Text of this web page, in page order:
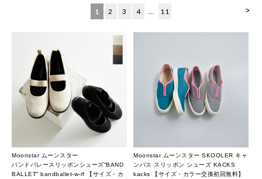
>
1 2 3 4 … 11
Moonstar ムーンスター
バンドバレースリッポンシューズ“BAND
BALLET” bandballet-w-rf 【サイズ・カ
Moonstar ムーンスター SKOOLER キャ
ンバス スリッポン シューズ KACKS
kacks 【サイズ・カラー交換初回無料】